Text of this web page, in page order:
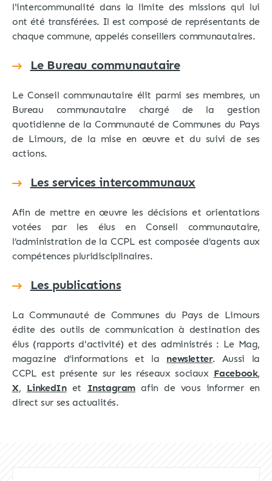
l'intercommunalité dans la limite des missions qui lui
ont été transférées. Il est composé de représentants de
chaque commune, appelés conseillers communautaires.
Le Bureau communautaire
Le Conseil communautaire élit parmi ses membres, un
Bureau communautaire chargé de la gestion
quotidienne de la Communauté de Communes du Pays
de Limours, de la mise en œuvre et du suivi de ses
actions.
Les services intercommunaux
Afin de mettre en œuvre les décisions et orientations
votées par les élus en Conseil communautaire,
l’administration de la CCPL est composée d’agents aux
compétences pluridisciplinaires.
Les publications
La Communauté de Communes du Pays de Limours
édite des outils de communication à destination des
élus (rapports d'activité) et des administrés : Le Mag,
magazine d’informations et la newsletter. Aussi la
CCPL est présente sur les réseaux sociaux Facebook,
X, LinkedInet Instagramafin de vous informer en
direct sur ses actualités.